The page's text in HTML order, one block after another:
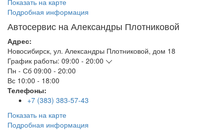
Показать на карте
Подробная информация
Автосервис на Александры Плотниковой
Адрес:
Новосибирск, ул. Александры Плотниковой, дом 18
График работы: 09:00 - 20:00
Пн - Сб 09:00 - 20:00
Вс 10:00 - 18:00
Телефоны:
+7 (383) 383-57-43
Показать на карте
Подробная информация